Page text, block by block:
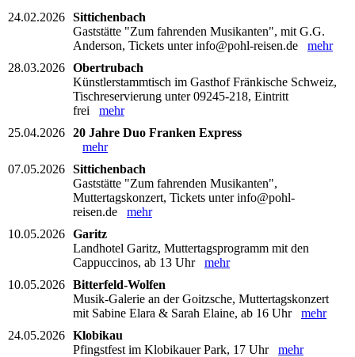
24.02.2026 Sittichenbach
Gaststätte "Zum fahrenden Musikanten", mit G.G.
Anderson, Tickets unter info@pohl-reisen.de mehr
28.03.2026 Obertrubach
Künstlerstammtisch im Gasthof Fränkische Schweiz,
Tischreservierung unter 09245-218, Eintritt
frei mehr
25.04.2026 20 Jahre Duo Franken Express
mehr
07.05.2026 Sittichenbach
Gaststätte "Zum fahrenden Musikanten",
Muttertagskonzert, Tickets unter info@pohl-
reisen.de mehr
10.05.2026 Garitz
Landhotel Garitz, Muttertagsprogramm mit den
Cappuccinos, ab 13 Uhr mehr
10.05.2026 Bitterfeld-Wolfen
Musik-Galerie an der Goitzsche, Muttertagskonzert
mit Sabine Elara & Sarah Elaine, ab 16 Uhr mehr
24.05.2026 Klobikau
Pfingstfest im Klobikauer Park, 17 Uhr mehr